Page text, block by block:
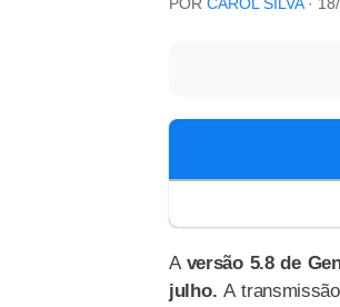
A versão 5.8 de
julho. A